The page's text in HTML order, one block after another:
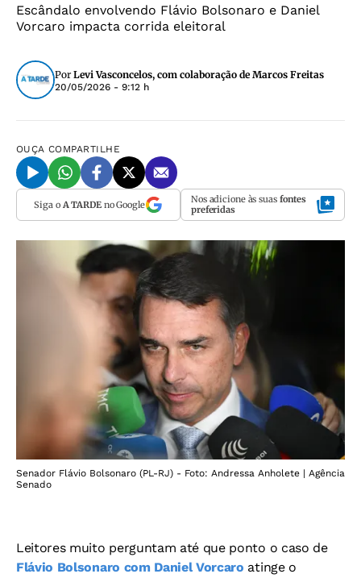
Escândalo envolvendo Flávio Bolsonaro e Daniel
Vorcaro impacta corrida eleitoral
Por Levi Vasconcelos, com colaboração de Marcos Freitas
20/05/2026 - 9:12 h
OUÇA COMPARTILHE
Siga o A TARDEno Google Nos adicione às suas fontes
preferidas
Senador Flávio Bolsonaro (PL-RJ) - Foto: Andressa Anholete | Agência
Senado
Leitores muito perguntam até que ponto o caso de
Flávio Bolsonaro com Daniel Vorcaro atinge o